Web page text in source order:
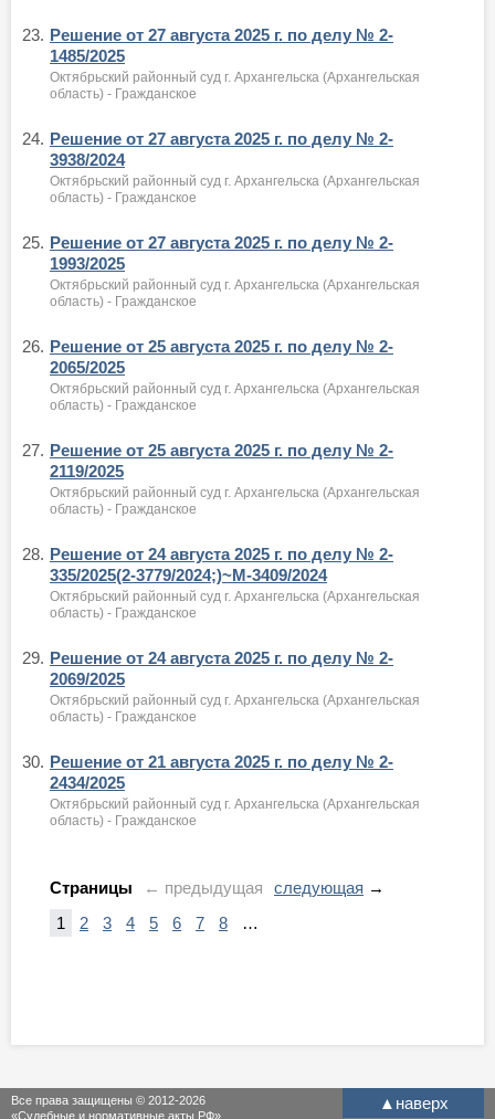
23. Решение от 27 августа 2025 г. по делу № 2-
1485/2025
Октябрьский районный суд г. Архангельска (Архангельская
область) - Гражданское
24. Решение от 27 августа 2025 г. по делу № 2-
3938/2024
Октябрьский районный суд г. Архангельска (Архангельская
область) - Гражданское
25. Решение от 27 августа 2025 г. по делу № 2-
1993/2025
Октябрьский районный суд г. Архангельска (Архангельская
область) - Гражданское
26. Решение от 25 августа 2025 г. по делу № 2-
2065/2025
Октябрьский районный суд г. Архангельска (Архангельская
область) - Гражданское
27. Решение от 25 августа 2025 г. по делу № 2-
2119/2025
Октябрьский районный суд г. Архангельска (Архангельская
область) - Гражданское
28. Решение от 24 августа 2025 г. по делу № 2-
335/2025(2-3779/2024;)~М-3409/2024
Октябрьский районный суд г. Архангельска (Архангельская
область) - Гражданское
29. Решение от 24 августа 2025 г. по делу № 2-
2069/2025
Октябрьский районный суд г. Архангельска (Архангельская
область) - Гражданское
30. Решение от 21 августа 2025 г. по делу № 2-
2434/2025
Октябрьский районный суд г. Архангельска (Архангельская
область) - Гражданское
Страницы ← предыдущая следующая →
1
2 3 4 5 6 7 8 …
▲ наверх
Все права защищены © 2012-2026
«Судебные и нормативные акты РФ»